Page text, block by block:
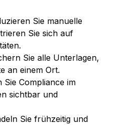
Sie manuelle
Sie sich auf
Sie alle Unterlagen,
an einem Ort.
Sie Compliance im
sichtbar und
Sie frühzeitig und